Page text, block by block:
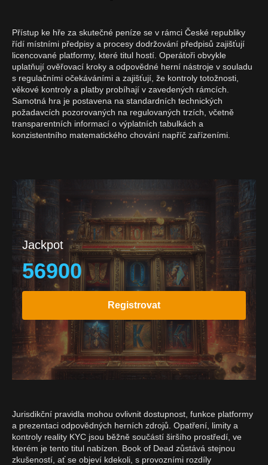
Přístup ke hře za skutečné peníze se v rámci České republiky
řídí místními předpisy a procesy dodržování předpisů zajišťují
licencované platformy, které titul hostí. Operátoři obvykle
uplatňují ověřovací kroky a odpovědné herní nástroje v souladu
s regulačními očekáváními a zajišťují, že kontroly totožnosti,
věkové kontroly a platby probíhají v zavedených rámcích.
Samotná hra je postavena na standardních technických
požadavcích pozorovaných na regulovaných trzích, včetně
transparentních informací o výplatních tabulkách a
konzistentního matematického chování napříč zařízeními.
Jackpot
56900
Registrovat
Jurisdikční pravidla mohou ovlivnit dostupnost, funkce platformy
a prezentaci odpovědných herních zdrojů. Opatření, limity a
kontroly reality KYC jsou běžně součástí širšího prostředí, ve
kterém je tento titul nabízen. Book of Dead zůstává stejnou
zkušeností, ať se objeví kdekoli, s provozními rozdíly